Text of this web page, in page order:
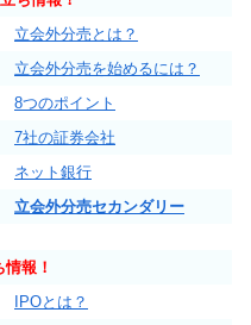
立会外分売とは？
立会外分売を始めるには？
8つのポイント
7社の証券会社
ネット銀行
立会外分売セカンダリー
報！
IPOとは？